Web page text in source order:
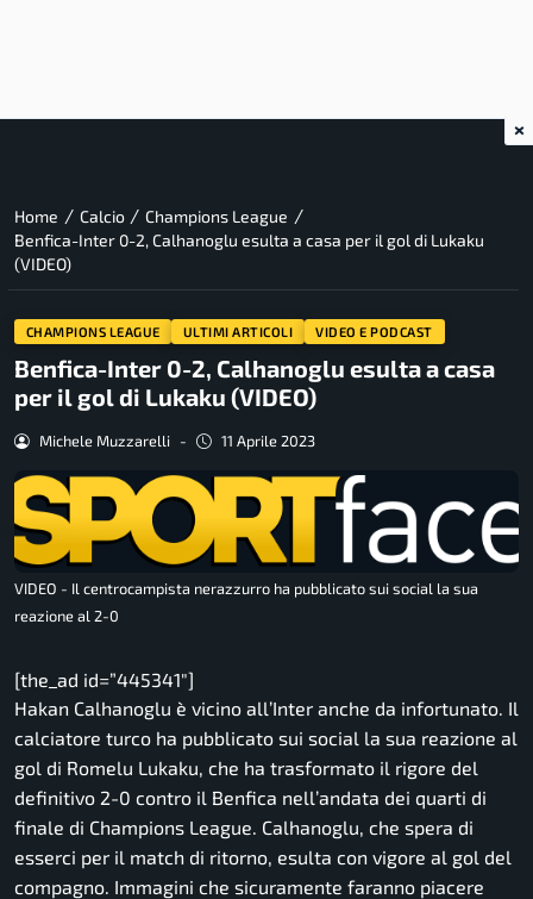
Home / Calcio / Champions League /
Benfica-Inter 0-2, Calhanoglu esulta a casa per il gol di Lukaku
(VIDEO)
CHAMPIONS LEAGUE ULTIMI ARTICOLI VIDEO E PODCAST
Benfica-Inter 0-2, Calhanoglu esulta a casa
per il gol di Lukaku (VIDEO)
Michele Muzzarelli - 11 Aprile 2023
VIDEO - Il centrocampista nerazzurro ha pubblicato sui social la sua
reazione al 2-0
[the_ad id=”445341″]
Hakan Calhanoglu è vicino all’Inter anche da infortunato. Il
calciatore turco ha pubblicato sui social la sua reazione al
gol di Romelu Lukaku, che ha trasformato il rigore del
definitivo 2-0 contro il Benfica nell’andata dei quarti di
finale di Champions League. Calhanoglu, che spera di
esserci per il match di ritorno, esulta con vigore al gol del
compagno. Immagini che sicuramente faranno piacere
×